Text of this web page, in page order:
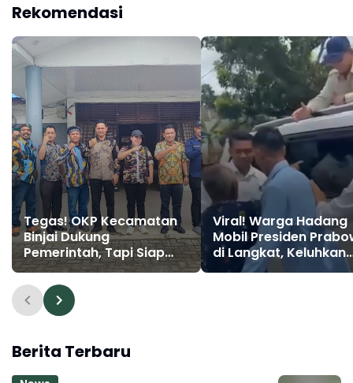
Rekomendasi
Tegas! OKP Kecamatan
Binjai Dukung
Pemerintah, Tapi Siap
Kritik Kalau Menyimpang!
Viral! Warga Hadang
Mobil Presiden
di Langkat, Keluhkan
Kinerja Aparatur
Berita Terbaru